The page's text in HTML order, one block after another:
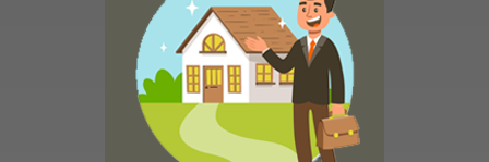
HUBUNGI KAMI